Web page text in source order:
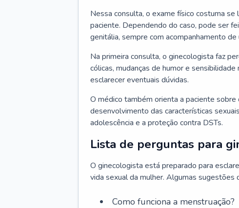
Nessa consulta, o exame físico costuma
paciente. Dependendo do caso, pode ser
genitália, sempre com acompanhamento
Na primeira consulta, o ginecologista faz
cólicas, mudanças de humor e
esclarecer eventuais dúvidas.
O médico também orienta a paciente
desenvolvimento das características
adolescência e a proteção contra DSTs.
Lista de perguntas para
O ginecologista está preparado para
vida sexual da mulher. Algumas sugestões
Como funciona a menstruação?